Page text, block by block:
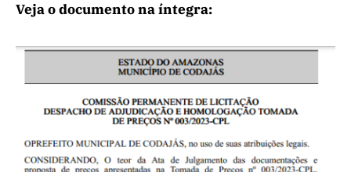
Veja o documento na íntegra: